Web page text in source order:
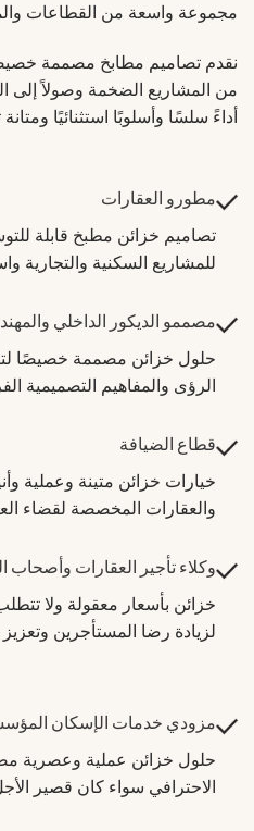
مجموعة واسعة من القطاعات
نقدم تصاميم مطابخ مصممة خصيصًا
من المشاريع الضخمة وصولاً إلى
أداءً سلسًا وأسلوبًا استثنائيًا
مطورو العقارات
تصاميم خزائن مطبخ قابلة
للمشاريع السكنية والتجارية
مصممو الديكور الداخلي
حلول خزائن مصممة خصيصًا
الرؤى والمفاهيم التصميمية
قطاع الضيافة
خيارات خزائن متينة وعملية
والعقارات المخصصة لقضاء
وكلاء تأجير العقارات وأصحاب
خزائن بأسعار معقولة ولا
لزيادة رضا المستأجرين وتعزيز
مزودي خدمات الإسكان
حلول خزائن عملية وعصرية
الاحترافي سواء كان قصير